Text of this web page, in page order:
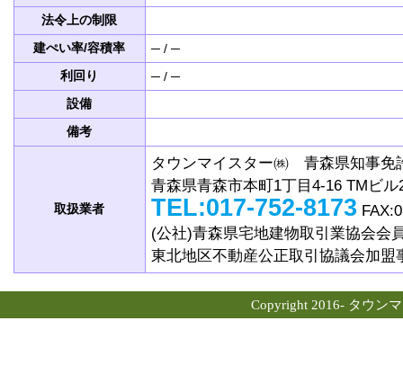
法令上の制限
建ぺい率/容積率
─ / ─
利回り
─ / ─
設備
備考
取扱業者
タウンマイスター㈱ 青森県知事免
青森県青森市本町1丁目4-16 TMビル
TEL:017-752-8173
(公社)青森県宅地建物取引業協会会
東北地区不動産公正取引協議会加盟
Copyright 2016- タウン